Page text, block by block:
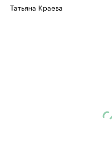
Татьяна Краева